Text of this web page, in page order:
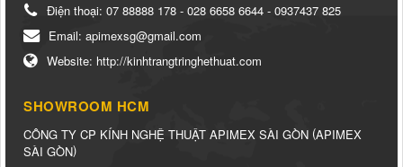
Điện thoại: 07 88888 178 - 028 6658 6644 - 0937437 825
Email: apimexsg@gmail.com
Website: http://kinhtrangtringhethuat.com
SHOWROOM HCM
CÔNG TY CP KÍNH NGHỆ THUẬT APIMEX SÀI GÒN (APIMEX
SÀI GÒN)